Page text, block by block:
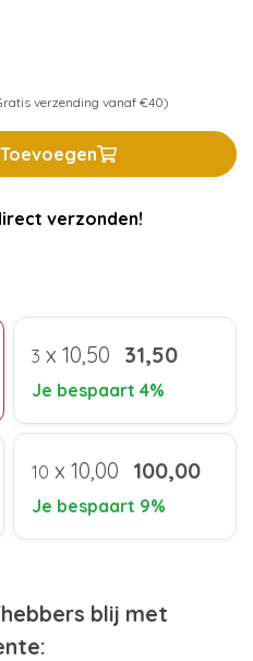
verzending vanaf €40)
Toevoegen
verzonden!
3 x 10,50 31,50
Je bespaart 4%
10 x 10,00 100,00
Je bespaart 9%
blij met